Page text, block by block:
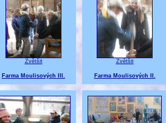
Zvětšit
Farma Moulisových III.
Zvětšit
Farma Moulisových II.